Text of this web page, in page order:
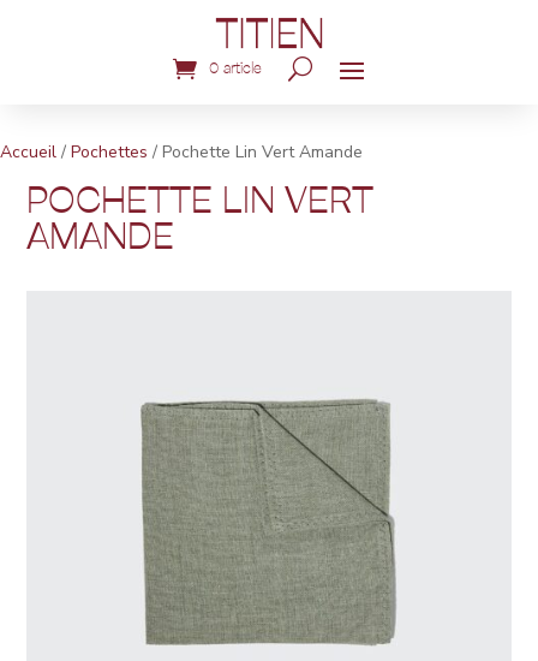
0 article
Accueil / Pochettes / Pochette Lin Vert Amande
POCHETTE LIN VERT
AMANDE